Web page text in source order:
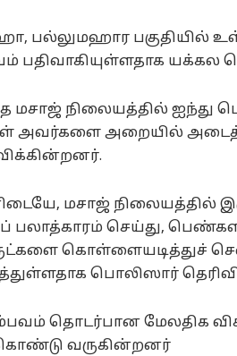
பல்லுமஹார பகுதியில்
பதிவாகியுள்ளதாக யக்கல
மசாஜ் நிலையத்தில் ஐந்து
அவர்களை அறையில்
மசாஜ் நிலையத்தில்
பலாத்காரம் செய்து,
கொள்ளையடித்துச்
பொலிஸார்
தொடர்பான மேலதிக
வருகின்றனர்